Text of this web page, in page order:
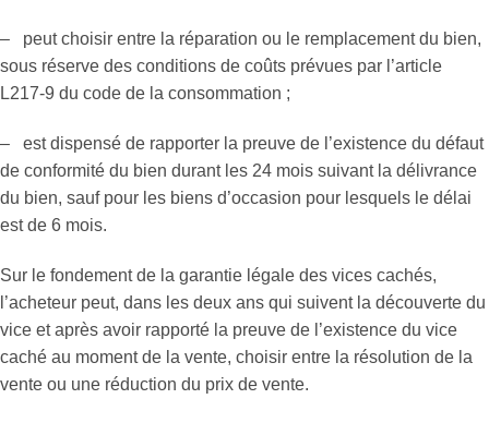
– peut choisir entre la réparation ou le remplacement du bien,
sous réserve des conditions de coûts prévues par l’article
L217-9 du code de la consommation ;
– est dispensé de rapporter la preuve de l’existence du défaut
de conformité du bien durant les 24 mois suivant la délivrance
du bien, sauf pour les biens d’occasion pour lesquels le délai
est de 6 mois.
Sur le fondement de la garantie légale des vices cachés,
l’acheteur peut, dans les deux ans qui suivent la découverte du
vice et après avoir rapporté la preuve de l’existence du vice
caché au moment de la vente, choisir entre la résolution de la
vente ou une réduction du prix de vente.